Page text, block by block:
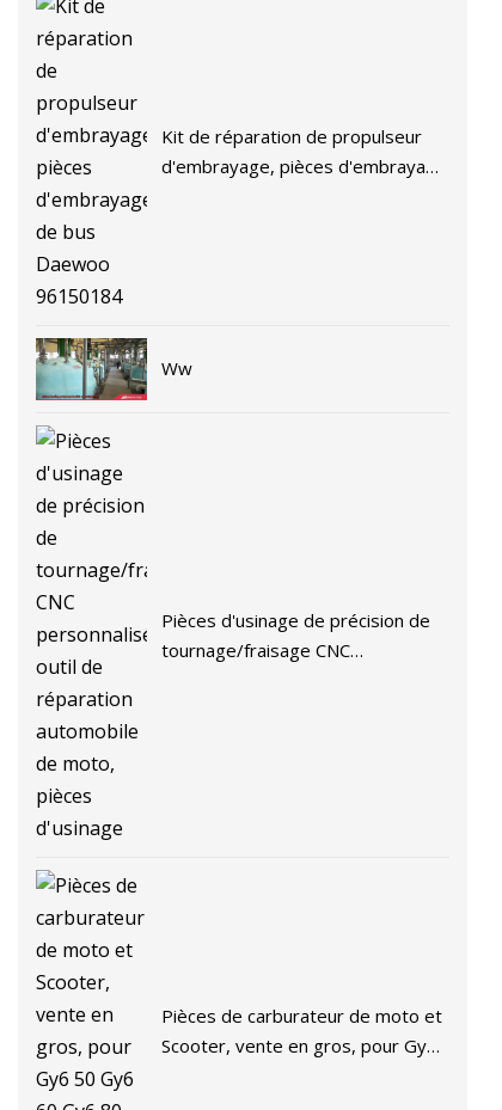
Kit de réparation de propulseur
d'embrayage, pièces d'embrayage
Ww
Pièces d'usinage de précision de
tournage/fraisage CNC
Pièces de carburateur de moto et
Scooter, vente en gros, pour Gy6